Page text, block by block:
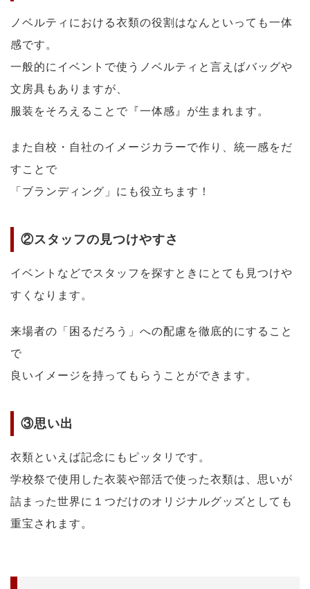
ノベルティにおける衣類の役割はなんといっても一体
感です。
一般的にイベントで使うノベルティと言えばバッグや
文房具もありますが、
服装をそろえることで『一体感』が生まれます。
また自校・自社のイメージカラーで作り、統一感をだ
すことで
「ブランディング」にも役立ちます！
②スタッフの見つけやすさ
イベントなどでスタッフを探すときにとても見つけや
すくなります。
来場者の「困るだろう」への配慮を徹底的にすること
で
良いイメージを持ってもらうことができます。
③思い出
衣類といえば記念にもピッタリです。
学校祭で使用した衣装や部活で使った衣類は、思いが
詰まった世界に１つだけのオリジナルグッズとしても
重宝されます。